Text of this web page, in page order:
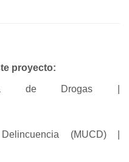
proyecto:
de Drogas |
(MUCD) |